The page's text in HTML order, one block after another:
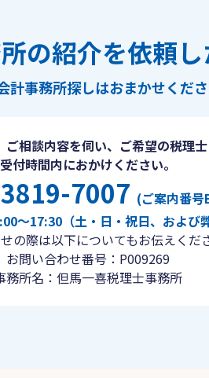
の紹介を依頼
計事務所探しはおまかせくださ
相談内容を伺い、ご希望の税理士
受付時間内におかけください。
7007 (ご案内番号
〜17:30（土・日・祝日、および
の際は以下についてもお伝えくだ
お問い合わせ番号：P009269
務所名：但馬一喜税理士事務所